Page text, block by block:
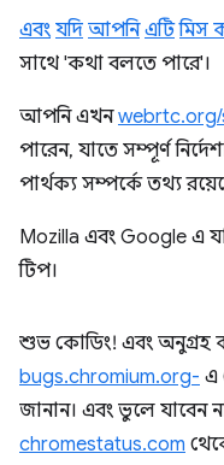
এবং যদি আপনি এটি মিস
সাথে 'কথা বলতে পারে'।
আপনি এখন
পারেন, যাতে সম্পূর্ণ
পার্থক্য সম্পর্কে তথ্য
Mozilla এবং Google এ
টিপ।
শুভ কোডিং! এবং অনুগ্রহ
bugs.chromium.org- এ
জানান। এবং ভুলে যাবেন
chromestatus.com